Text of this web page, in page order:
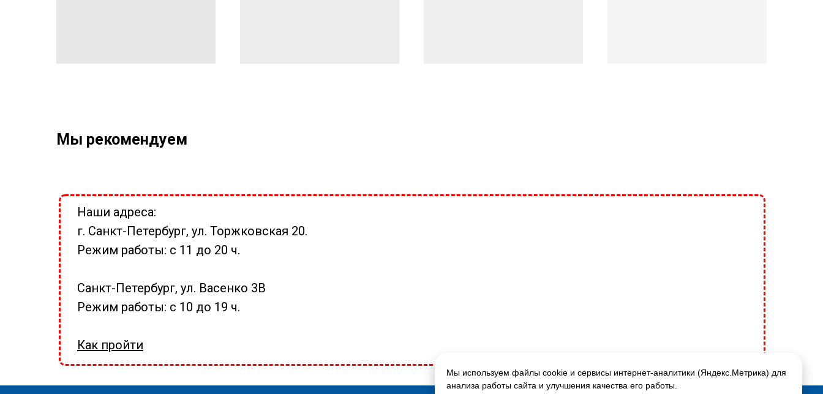
Мы используем файлы cookie и сервисы интернет-аналитики (Яндекс.Метрика) для
анализа работы сайта и улучшения качества его работы.
Мы рекомендуем
Наши адреса:
г. Санкт-Петербург, ул. Торжковская 20.
Режим работы: с 11 до 20 ч.
Санкт-Петербург, ул. Васенко 3В
Режим работы: с 10 до 19 ч.
Как пройти
ГЛАВНАЯ СТРАНИЦА